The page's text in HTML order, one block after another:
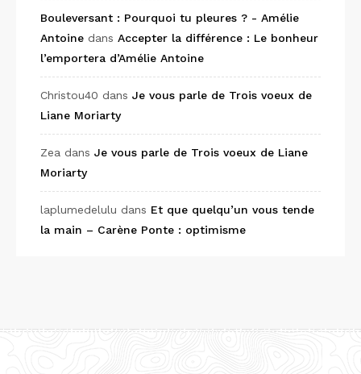
Bouleversant : Pourquoi tu pleures ? - Amélie
Antoine dans Accepter la différence : Le bonheur
l’emportera d’Amélie Antoine
Christou40 dans Je vous parle de Trois voeux de
Liane Moriarty
Zea dans Je vous parle de Trois voeux de Liane
Moriarty
laplumedelulu dans Et que quelqu’un vous tende
la main – Carène Ponte : optimisme